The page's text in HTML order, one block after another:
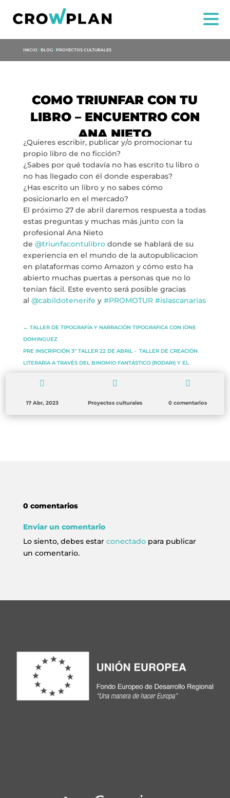
NOSOTROS
PROYECTOS
MARÍA ANCHIETA
ESPACIO CULTURAL EL TANQUE
CONTACTO
LA NEUROLITERATURA ENTRA
EN NUESTROS OBJETIVOS
porDigital
INICIO| BLOG| PROYECTOS CULTURALES
COMO TRIUNFAR CON TU
LIBRO – ENCUENTRO CON
ANA NIETO
¿Quieres escribir, publicar y/o promocionar tu
propio libro de no ficción?
¿Sabes por qué todavía no has escrito tu libro o
no has llegado con él donde esperabas?
¿Has escrito un libro y no sabes cómo
posicionarlo en el mercado?
El próximo 27 de abril daremos respuesta a todas
estas preguntas y muchas más junto con la
profesional Ana Nieto
de @triunfacontulibrodonde se hablará de su
experiencia en el mundo de la autopublicacion
en plataformas como Amazon y cómo esto ha
abierto muchas puertas a personas que no lo
tenían fácil. Este evento será posible gracias
al @cabildotenerife y #PROMOTUR #islascanarias
← TALLER DE TIPOGRAFÍA Y NARRACIÓN TIPOGRAFICA CON IONE
DOMINGUEZ
PRE INSCRIPCIÓN 3º TALLER 22 DE ABRIL - TALLER DE CREACIÓN
LITERARIA A TRAVÉS DEL BINOMIO FANTÁSTICO (RODARI) Y EL
JUEGO CON AINARA OLEAGA

17 Abr, 2023

Proyectos culturales

0 comentarios
0 comentarios
Enviar un comentario
Lo siento, debes estar conectadopara publicar
un comentario.